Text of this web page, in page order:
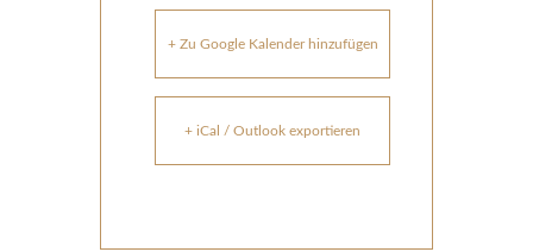
+ Zu Google Kalender hinzufügen
+ iCal / Outlook exportieren